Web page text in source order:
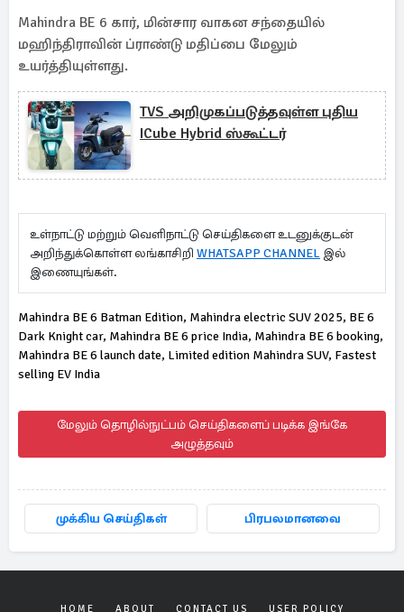
Mahindra BE 6 கார், மின்சார வாகன சந்தையில்
மஹிந்திராவின் ப்ராண்டு மதிப்பை மேலும்
உயர்த்தியுள்ளது.
TVS அறிமுகப்படுத்தவுள்ள புதிய
ICube Hybrid ஸ்கூட்டர்
உள்நாட்டு மற்றும் வெளிநாட்டு செய்திகளை உடனுக்குடன்
அறிந்துக்கொள்ள லங்காசிறி WHATSAPP CHANNEL இல்
இணையுங்கள்.
Mahindra BE 6 Batman Edition, Mahindra electric SUV 2025, BE 6
Dark Knight car, Mahindra BE 6 price India, Mahindra BE 6 booking,
Mahindra BE 6 launch date, Limited edition Mahindra SUV, Fastest
selling EV India
மேலும் தொழில்நுட்பம் செய்திகளைப் படிக்க இங்கே
அழுத்தவும்
முக்கிய செய்திகள் பிரபலமானவை
HOME ABOUT CONTACT US USER POLICY